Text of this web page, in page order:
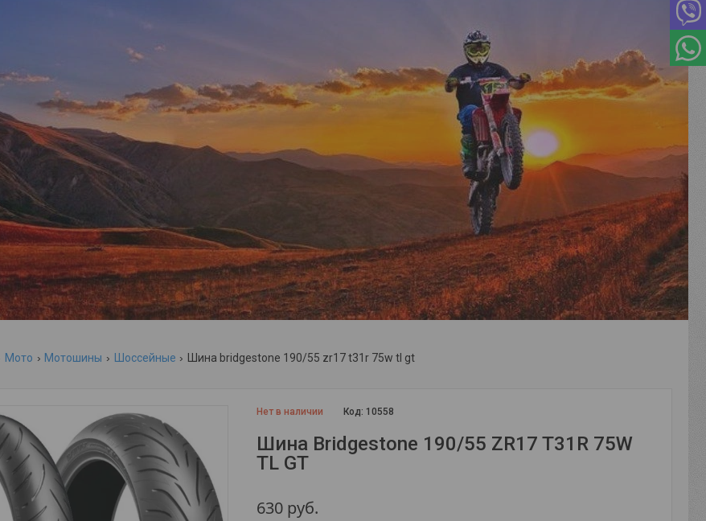
Мото Мотошины Шоссейные Шина bridgestone 190/55 zr17 t31r 75w tl gt
Нет в наличии Код:10558
Шина Bridgestone 190/55 ZR17 T31R 75W
TL GT
630 руб.